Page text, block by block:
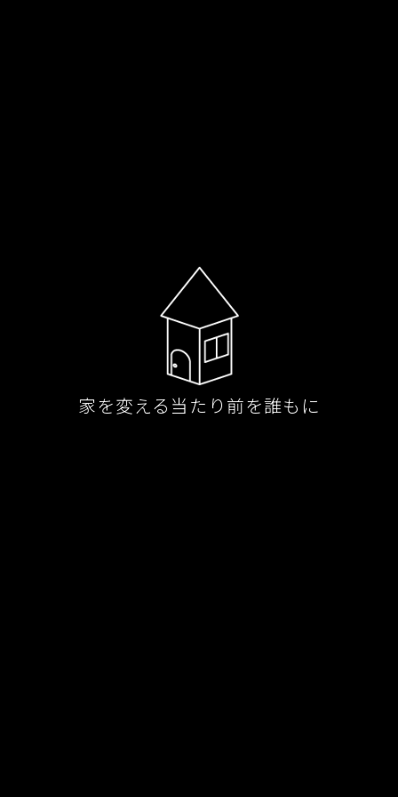
家を変える当たり前を誰もに